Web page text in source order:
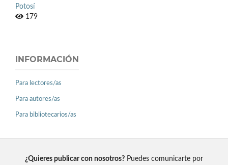
Potosí
179
INFORMACIÓN
Para lectores/as
Para autores/as
Para bibliotecarios/as
¿Quieres publicar con nosotros? Puedes comunicarte por